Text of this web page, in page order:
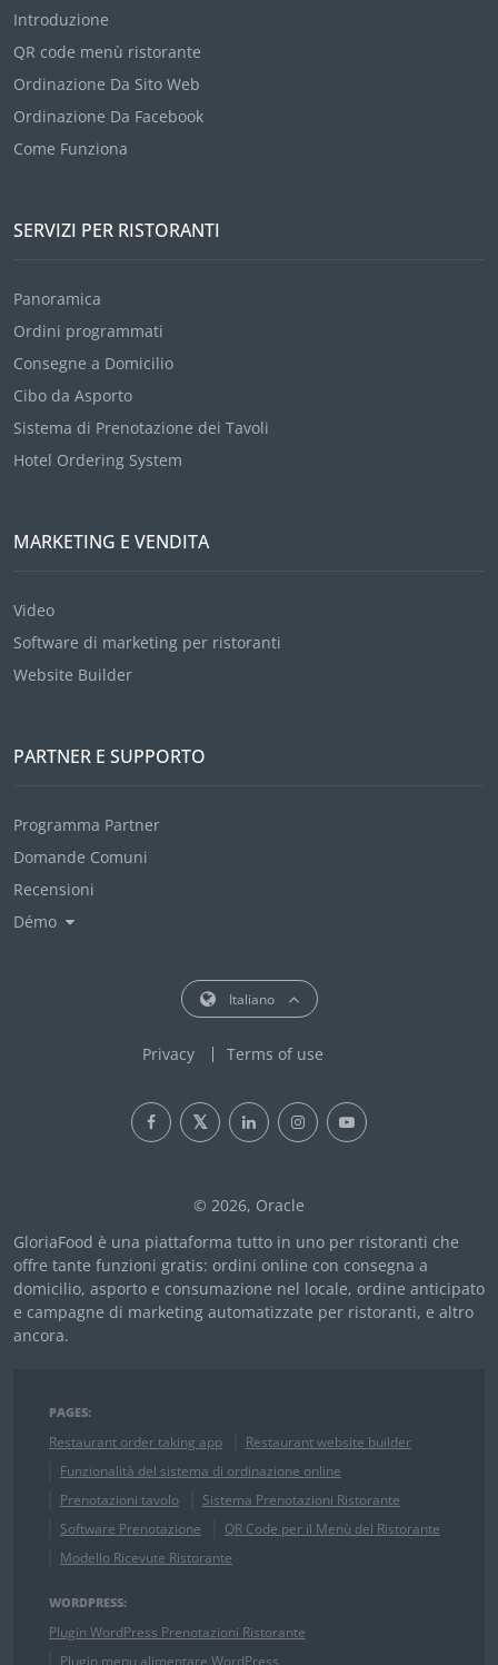
Introduzione
QR code menù ristorante
Ordinazione Da Sito Web
Ordinazione Da Facebook
Come Funziona
SERVIZI PER RISTORANTI
Panoramica
Ordini programmati
Consegne a Domicilio
Cibo da Asporto
Sistema di Prenotazione dei Tavoli
Hotel Ordering System
MARKETING E VENDITA
Video
Software di marketing per ristoranti
Website Builder
PARTNER E SUPPORTO
Programma Partner
Domande Comuni
Recensioni
Démo
Italiano
Privacy Terms of use
© 2026, Oracle
GloriaFood è una piattaforma tutto in uno per ristoranti che
offre tante funzioni gratis: ordini online con consegna a
domicilio, asporto e consumazione nel locale, ordine anticipato
e campagne di marketing automatizzate per ristoranti, e altro
ancora.
PAGES:
Restaurant order taking app
Restaurant website builder
Funzionalità del sistema di ordinazione online
Prenotazioni tavolo
Sistema Prenotazioni Ristorante
Software Prenotazione
QR Code per il Menù del Ristorante
Modello Ricevute Ristorante
WORDPRESS:
Plugin WordPress Prenotazioni Ristorante